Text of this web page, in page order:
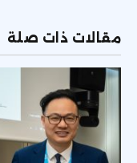
مقالات ذات صلة